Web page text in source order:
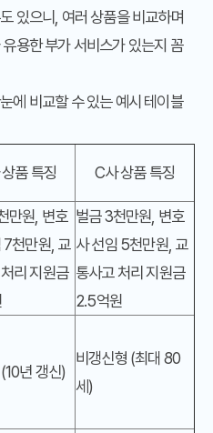
있으니, 여러 상품을 비교하며
용한 부가 서비스가 있는지 꼼
에 비교할 수 있는 예시 테이블
품 특징 C사 상품 특징
만원, 변호
7천만원, 교
리 지원금
벌금 3천만원, 변호
사 선임 5천만원, 교
통사고 처리 지원금
2.5억원
년 갱신)
비갱신형 (최대 80
세)